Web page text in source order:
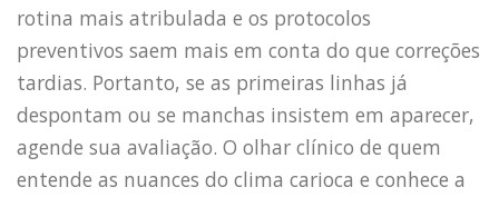
rotina mais atribulada e os protocolos
preventivos saem mais em conta do que correções
tardias. Portanto, se as primeiras linhas já
despontam ou se manchas insistem em aparecer,
agende sua avaliação. O olhar clínico de quem
entende as nuances do clima carioca e conhece a